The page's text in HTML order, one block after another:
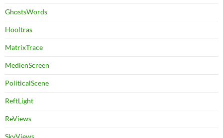
GhostsWords
Hooltras
MatrixTrace
MedienScreen
PoliticalScene
ReftLight
ReViews